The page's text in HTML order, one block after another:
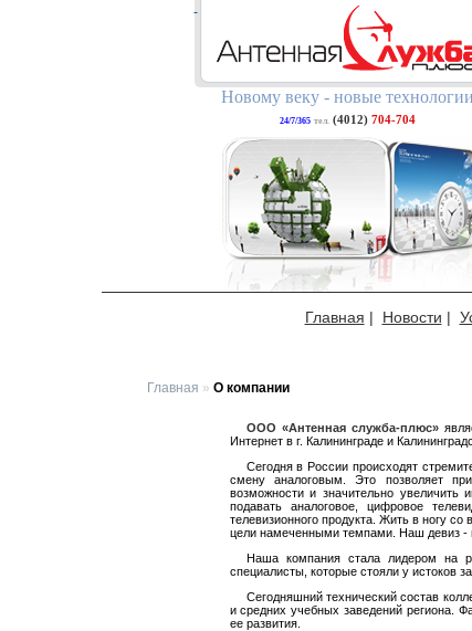
Новому веку - новые технологии
24/7/365 тел. (4012) 704-704
Главная | Новости |
Главная » О компании
ООО «Антенная служба-плюс»
Интернет в г. Калининграде и
Сегодня в России происходят
смену аналоговым. Это позволяет
возможности и значительно
подавать аналоговое, цифровое
телевизионного продукта. Жить в ногу
цели намеченными темпами. Наш девиз -
Наша компания стала лидером на
специалисты, которые стояли у истоков
Сегодняшний технический состав
и средних учебных заведений региона.
ее развития.